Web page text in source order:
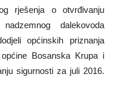
rješenja o otvrđivanju
dalekovoda
općinskih priznanja
Bosanska Krupa i
sigurnosti za juli 2016.